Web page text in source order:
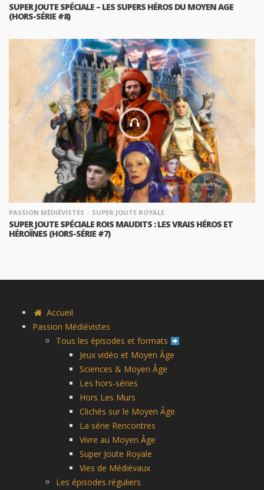
SUPER JOUTE SPÉCIALE – LES SUPERS HÉROS DU MOYEN AGE
(HORS-SÉRIE #8)
PASSION MÉDIÉVISTES SUPER JOUTE ROYALE
SUPER JOUTE SPÉCIALE ROIS MAUDITS : LES VRAIS HÉROS ET
HÉROÏNES (HORS-SÉRIE #7)
Accueil
Passion Médiévistes
Tous les épisodes et formats
Jeux vidéo et Moyen Âge
Sciences & Moyen Âge
Les hors-séries
Hors Les Murs
Clichés sur le Moyen Âge
La série Rencontres
Vivre au Moyen Âge
Super Joute Royale
Vies de Médiévaux
Les épisodes réguliers